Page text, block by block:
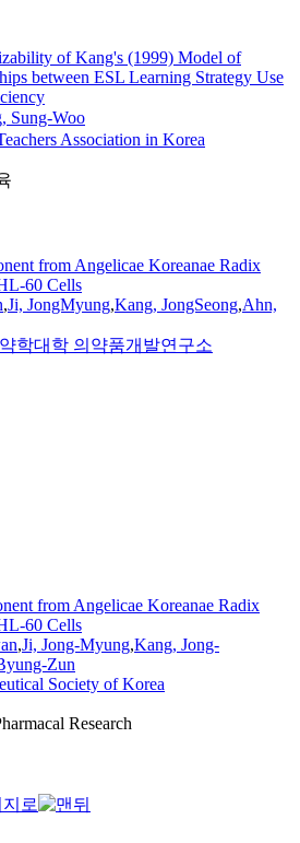
of Kang's (1999) Model of
between ESL Learning Strategy Use
, Sung-Woo
Association in Korea
from Angelicae Koreanae Radix
60 Cells
,Ji, JongMyung,Kang, JongSeong,Ahn,
학대학 의약품개발연구소
from Angelicae Koreanae Radix
60 Cells
,Ji, Jong-Myung,Kang, Jong-
Zun
Society of Korea
Research